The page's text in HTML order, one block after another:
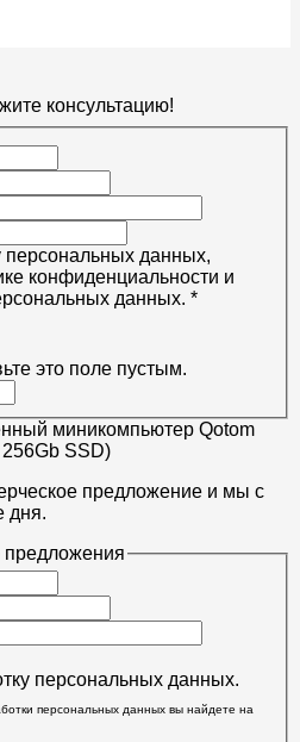
консультацию!
персональных данных,
конфиденциальности и
данных. *
это поле пустым.
миникомпьютер Qotom
SSD)
предложение и мы с
дня.
предложения
персональных данных.
персональных данных вы найдете на